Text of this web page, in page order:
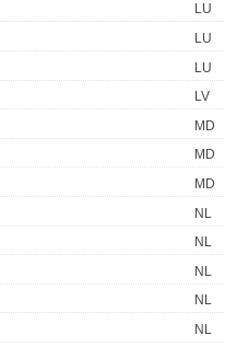
LU
LU
LU
LV
MD
MD
MD
NL
NL
NL
NL
NL